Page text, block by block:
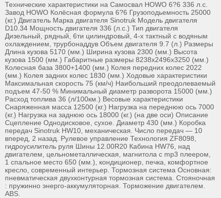
Технические характеристики на Самосвал HOWO 6?6 336 л.с.
Завод HOWO Колёсная формула 6?6 Грузоподьемность 25000
(кг.) Двигатель Марка двигателя Sinotruk Модель двигателя
D10.34 Мощность двигателя 336 (л.с.) Тип двигателя
Дизельный, рядный, 6ти цилиндровый, 4-х тактный с водяным
охлаждением, трурбонаддув Объем двигателя 9.7 (л.) Размеры
Длина кузова 5170 (мм.) Ширина кузова 2300 (мм.) Высота
кузова 1500 (мм.) Габаритные размеры 8238х2496х3250 (мм.)
Колесная база 3800+1400 (мм.) Колея передних колес 2022
(мм.) Колея задних колес 1830 (мм.) Ходовые характеристики
Максимальная скорость 75 (км/ч) Наибольший преодолеваемый
подъем 47-50 % Минимальный диаметр разворота 15000 (мм.)
Расход топлива 36 (л/100км.) Весовые характеристики
Снаряженная масса 12500 (кг.) Нагрузка на переднюю ось 7000
(кг.) Нагрузка на заднюю ось 18000 (кг.) (на две оси) Описание
Сцепление Однодисковое, сухое. Диаметр 430 (мм.) Коробка
передач Sinotruk HW10, механическая. Число передач — 10
вперед, 2 назад. Рулевое управление Технология ZF8098,
гидроусилитель руля Шины 12.00R20 Кабина HW76, над
двигателем, цельнометаллическая, магнитола с mp3 плеером,
1 спальное место 650 (мм.), кондиционер, печка, комфортное
кресло, современный интерьер. Тормозная система Основная:
пневматическая двухконтурная тормозная система. Стояночная
: пружинно энерго-аккумуляторная. Торможение двигателем.
ABS.